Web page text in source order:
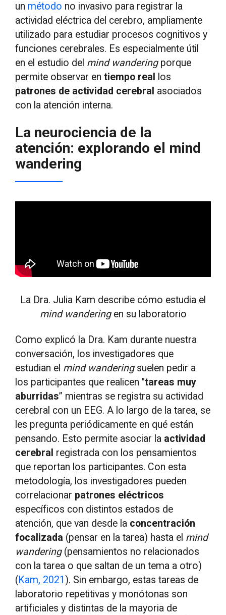
un método no invasivo para registrar la
actividad eléctrica del cerebro, ampliamente
utilizado para estudiar procesos cognitivos y
funciones cerebrales. Es especialmente útil
en el estudio del mind wanderingporque
permite observar entiempo real
los
patrones de actividad cerebral asociados
con la atención interna.
La neurociencia de la
atención: explorando el mind
wandering
La Dra. Julia Kam describe cómo estudia el
mind wandering en su laboratorio
Como explicó la Dra. Kam durante nuestra
conversación, los investigadores que
estudian el mind wanderingsuelen pedir a
los participantes que realicen "tareas muy
aburridas” mientras se registra su actividad
cerebral con un EEG. A lo largo de la tarea, se
les pregunta periódicamente en qué están
pensando. Esto permite asociar la actividad
cerebral registrada con los pensamientos
que reportan los participantes. Con esta
metodología, los investigadores pueden
correlacionar patrones eléctricos
específicos con distintos estados de
atención, que van desde la concentración
focalizada (pensar en la tarea) hasta el mind
wandering(pensamientos no relacionados
con la tarea o que saltan de un tema a otro)
(Kam, 2021 ). Sin embargo, estas tareas de
laboratorio repetitivas y monótonas son
artificiales y distintas de la mayoria de